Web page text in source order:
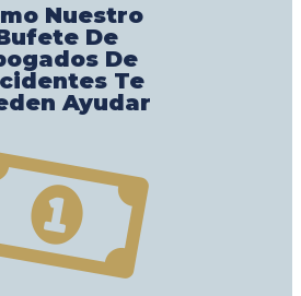
Nuestro
De
De
Te
Ayudar